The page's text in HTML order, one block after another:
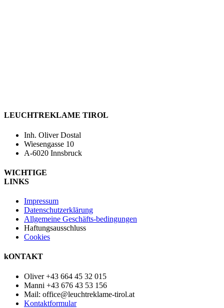
LEUCHTREKLAME TIROL
Inh. Oliver Dostal
Wiesengasse 10
A-6020 Innsbruck
WICHTIGE
LINKS
Impressum
Datenschutzerklärung
Allgemeine Geschäfts-bedingungen
Haftungsausschluss
Cookies
kONTAKT
Oliver +43 664 45 32 015
Manni +43 676 43 53 156
Mail: office@leuchtreklame-tirol.at
Kontaktformular